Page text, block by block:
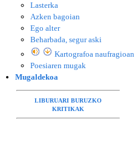
Lasterka
Azken bagoian
Ego alter
Beharbada, segur aski
Kartografoa naufragioan
Poesiaren mugak
Mugaldekoa
LIBURUARI BURUZKO
KRITIKAK